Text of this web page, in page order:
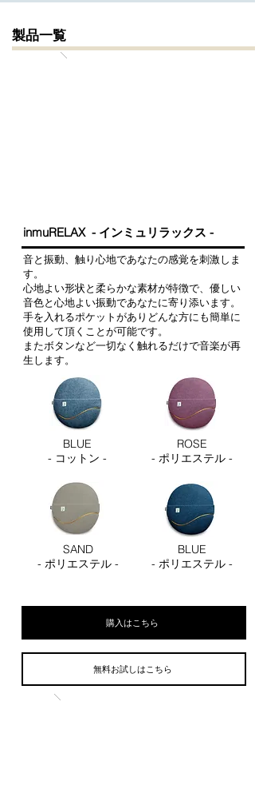
​製品一覧
inmuRELAX - インミュリラックス -
音と振動、触り心地であなたの感覚を刺激しま
す。
心地よい形状と柔らかな素材が特徴で、 優しい
音色と心地よい振動であなたに寄り添います。
手を入れるポケットがありどんな方にも簡単に
使用して頂くことが可能です。
またボタンなど一切なく触れるだけで音楽が再
生します。
BLUE
- コットン -
ROSE
- ポリエステル -
SAND
- ポリエステル -
BLUE
- ポリエステル -
購入はこちら
無料お試しはこちら